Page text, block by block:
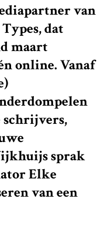
van
dat
maart
online. Vanaf
sprak
Elke
van een